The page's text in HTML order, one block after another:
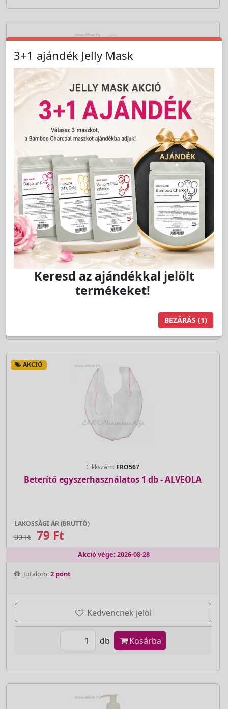
Cikkszám:SO23015
Basic Antibakteriális kéz- és bőrfertőtlenítő
spray 250ml - Solanie
LAKOSSÁGI ÁR (BRUTTÓ)
1 199 Ft
Jutalom:24 pont
Kedvencnek jelöl
Kosárba
AKCIÓ
Cikkszám: FRO567
Beterítő egyszerhasználatos 1 db - ALVEOLA
LAKOSSÁGI ÁR (BRUTTÓ)
99 Ft 79 Ft
Akció vége: 2026-08-28
Jutalom:2 pont
Kedvencnek jelöl
db Kosárba